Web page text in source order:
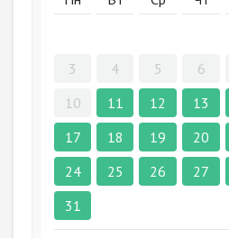
3
4 5 6
10
11 12 13
17
18 19 20
24
25 26 27
31